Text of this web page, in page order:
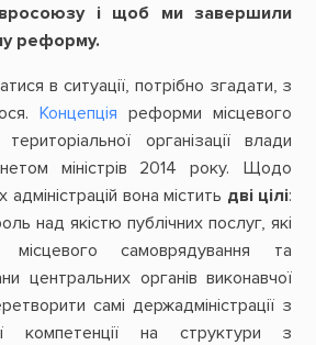
і щоб ми завершили
реформу.
в ситуації, потрібно згадати, з
Концепція реформи місцевого
організації влади
міністрів 2014 року. Щодо
вона містить дві цілі:
над якістю публічних послуг, які
самоврядування та
центральних органів виконавчої
самі держадміністрації з
компетенції на структури з